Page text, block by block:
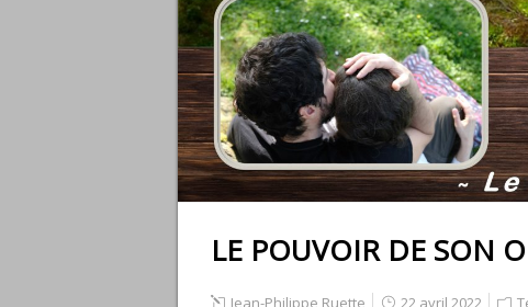
LE POUVOIR DE SON
Jean-Philippe Ruette 22 avril 2022